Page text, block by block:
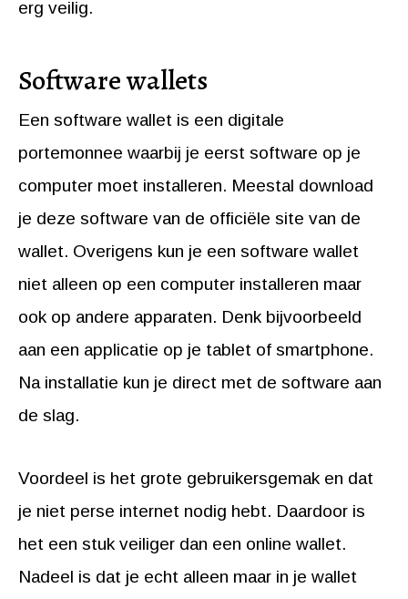
erg veilig.
Software wallets
Een software wallet is een digitale
portemonnee waarbij je eerst software op je
computer moet installeren. Meestal download
je deze software van de officiële site van de
wallet. Overigens kun je een software wallet
niet alleen op een computer installeren maar
ook op andere apparaten. Denk bijvoorbeeld
aan een applicatie op je tablet of smartphone.
Na installatie kun je direct met de software aan
de slag.
Voordeel is het grote gebruikersgemak en dat
je niet perse internet nodig hebt. Daardoor is
het een stuk veiliger dan een online wallet.
Nadeel is dat je echt alleen maar in je wallet